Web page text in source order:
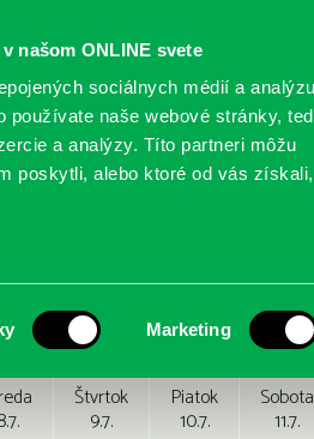
našom ONLINE svete
sociálnych médií a analýzu
naše webové stránky,
a analýzy. Títo partneri môžu
poskytli, alebo ktoré od vás získali,
Marketing
POBOČKY O KNIŽNICI
Štvrtok
9.7.
Piatok
10.7.
Sobota
11.7.